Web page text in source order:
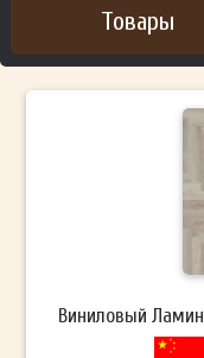
Товары
Виниловый